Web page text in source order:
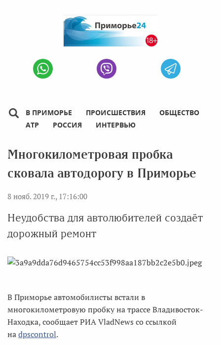
В ПРИМОРЬЕ ПРОИСШЕСТВИЯ
ОБЩЕСТВО
АТР
РОССИЯ ИНТЕРВЬЮ
Многокилометровая пробка
сковала автодорогу в Приморье
8 нояб. 2019 г., 17:16:00
Неудобства для автолюбителей создаёт
дорожный ремонт
В Приморье автомобилисты встали в
многокилометровую пробку на трассе Владивосток-
Находка, сообщает РИА VladNews со ссылкой
наdpscontrol.